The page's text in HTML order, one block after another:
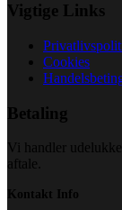
Vigtige Links
Cookies
Betaling
Vi handler
aftale.
Kontakt Info